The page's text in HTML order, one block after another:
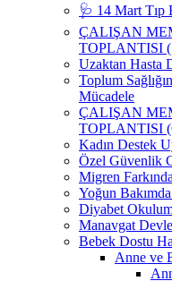
🩺 14 Mart Tıp
ÇALIŞAN
TOPLANTISI
Uzaktan Hasta
Toplum
Mücadele
ÇALIŞAN
TOPLANTISI
Kadın Destek
Özel Güvenlik
Migren
Yoğun
Diyabet
Manavgat
Bebek Dostu
Anne ve